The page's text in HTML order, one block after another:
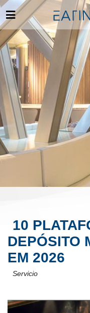
10
DEPÓSITO
EM 2026
Servicio